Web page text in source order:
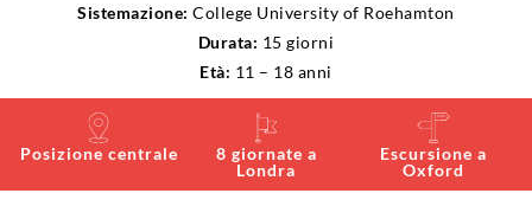
Sistemazione:College University of Roehamton
Durata: 15 giorni
Età: 11 – 18 anni
Posizione centrale
8 giornate a
Londra
Escursione a
Oxford